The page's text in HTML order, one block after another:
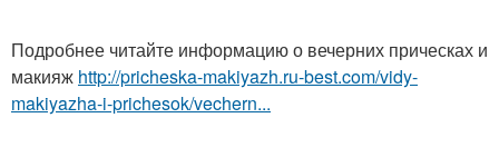
Подробнее читайте информацию о вечерних прическах и
макияж http://pricheska-makiyazh.ru-best.com/vidy-
makiyazha-i-prichesok/vechern...